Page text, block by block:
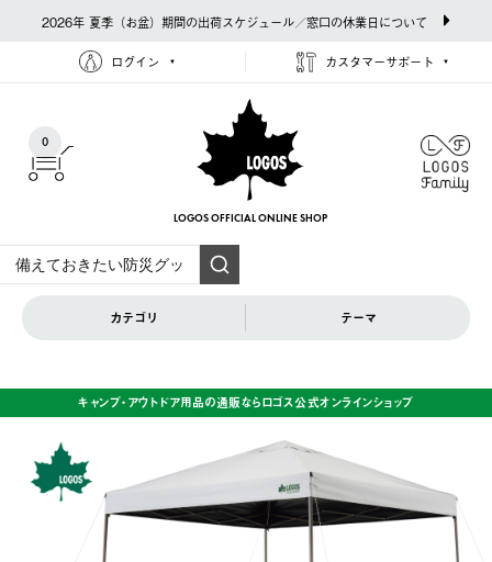
2026年 夏季（お盆）期間の出荷スケジュール／窓口の休業日について
ログイン カスタマーサポート
0
LOGOS OFFICIAL ONLINE SHOP
カテゴリ テーマ
キャンプ・アウトドア用品の通販ならロゴス公式オンラインショップ